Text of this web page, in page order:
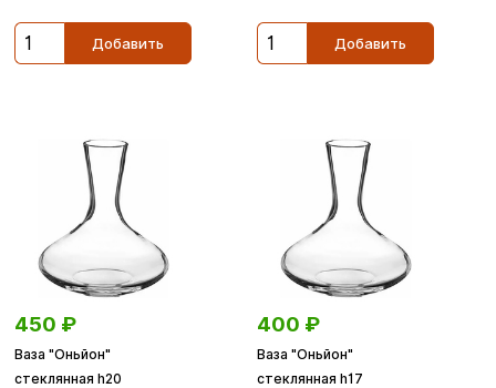
Добавить Добавить
450 ₽
Ваза "Оньйон"
стеклянная h20
400 ₽
Ваза "Оньйон"
стеклянная h17